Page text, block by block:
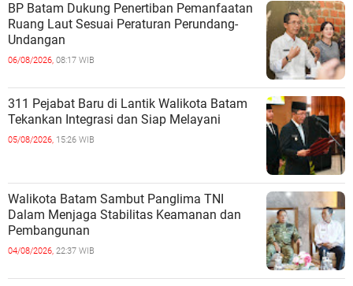
BP Batam Dukung Penertiban Pemanfaatan
Ruang Laut Sesuai Peraturan Perundang-
Undangan
06/08/2026, 08:17 WIB
311 Pejabat Baru di Lantik Walikota Batam
Tekankan Integrasi dan Siap Melayani
05/08/2026, 15:26 WIB
Walikota Batam Sambut Panglima TNI
Dalam Menjaga Stabilitas Keamanan dan
Pembangunan
04/08/2026, 22:37 WIB